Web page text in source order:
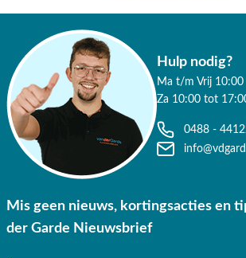
Hulp nodig?
Ma t/m Vrij
Za 10:00 tot
0488 -
Mis geen nieuws, kortingsacties en
der Garde Nieuwsbrief